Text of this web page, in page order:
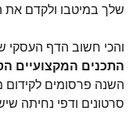
שלך במיטבו ולקדם את
והכי חשוב הדף העסקי
התכנים המקצועיים
השנה פרסומים לקידום
סרטונים ודפי נחיתה